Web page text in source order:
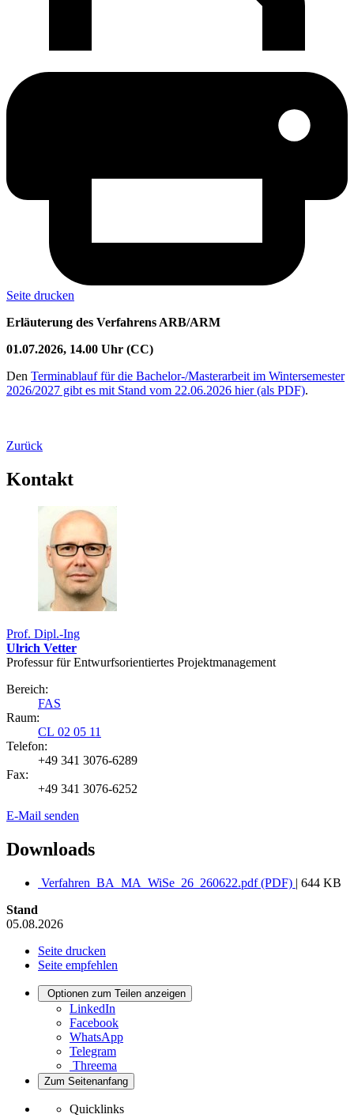
Seite drucken
Erläuterung des Verfahrens ARB/ARM
01.07.2026, 14.00 Uhr (CC)
Den Terminablauf für die Bachelor-/Masterarbeit im Wintersemester
2026/2027 gibt es mit Stand vom 22.06.2026 hier (als PDF).
Zurück
Kontakt
Prof. Dipl.-Ing
Ulrich Vetter
Professur für Entwurfs­orientiertes Projekt­management
Bereich:
FAS
Raum:
CL 02 05 11
Telefon:
+49 341 3076-6289
Fax:
+49 341 3076-6252
E-Mail senden
Downloads
Verfahren_BA_MA_WiSe_26_260622.pdf (PDF) | 644 KB
Stand
05.08.2026
Seite drucken
Seite empfehlen
Optionen zum Teilen anzeigen
LinkedIn
Facebook
WhatsApp
Telegram
Threema
Zum Seitenanfang
Quicklinks